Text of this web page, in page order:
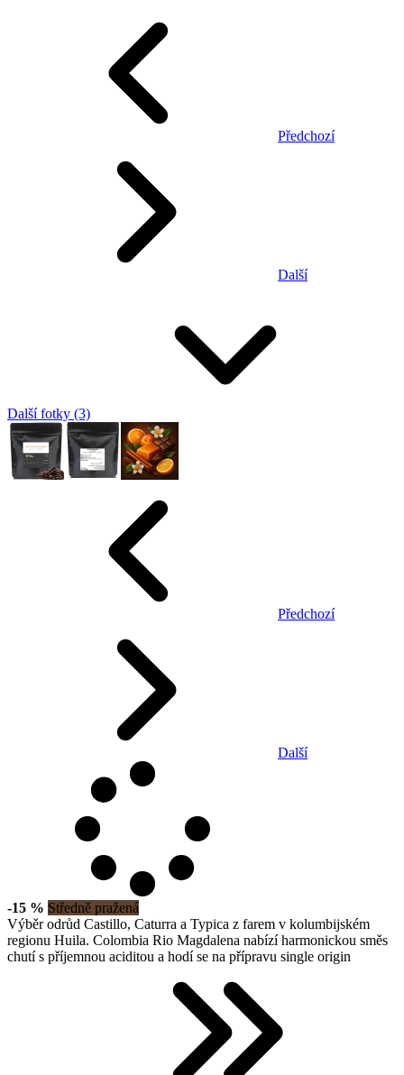
Předchozí
Další
Další fotky (3)
Předchozí
Další
-15 % Středně pražená
Výběr odrůd Castillo, Caturra a Typica z farem v kolumbijském
regionu Huila. Colombia Rio Magdalena nabízí harmonickou směs
chutí s příjemnou aciditou a hodí se na přípravu single origin